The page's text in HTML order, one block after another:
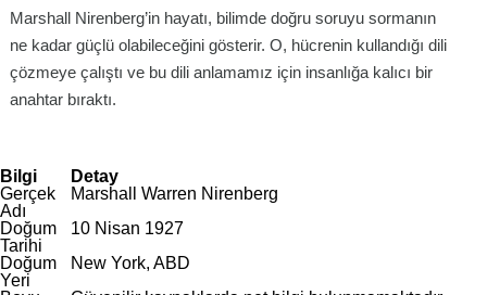
Marshall Nirenberg’in hayatı, bilimde doğru soruyu sormanın
ne kadar güçlü olabileceğini gösterir. O, hücrenin kullandığı dili
çözmeye çalıştı ve bu dili anlamamız için insanlığa kalıcı bir
anahtar bıraktı.
Bilgi
Detay
Gerçek
Adı
Marshall Warren Nirenberg
Doğum
Tarihi
10 Nisan 1927
Doğum
Yeri
New York, ABD